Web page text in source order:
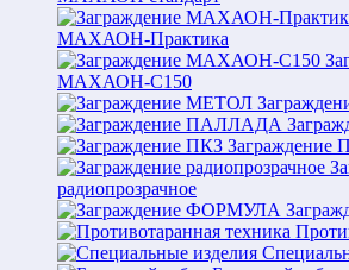
МАХАОН-Практика
МАХАОН-С150
Заграждение
радиопрозрачное